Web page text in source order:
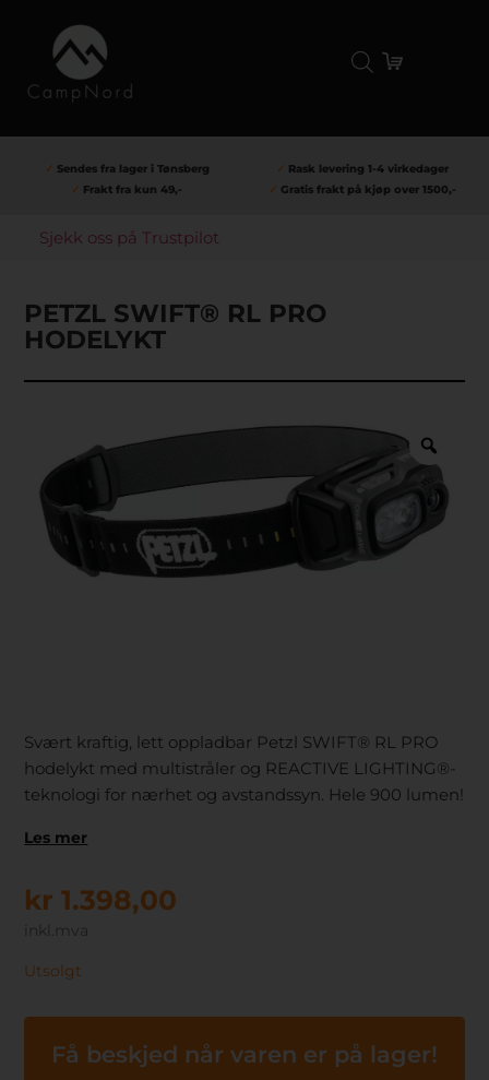
✓ Sendes fra lager i Tønsberg ✓ Rask levering 1-4 virkedager
✓ Frakt fra kun 49,- ✓ Gratis frakt på kjøp over 1500,-
Sjekk oss på Trustpilot
PETZL SWIFT® RL PRO
HODELYKT
Svært kraftig, lett oppladbar Petzl SWIFT® RL PRO
hodelykt med multistråler og REACTIVE LIGHTING®-
teknologi for nærhet og avstandssyn. Hele 900 lumen!
Les mer
kr 1.398,00
inkl.mva
Utsolgt
Få beskjed når varen er på lager!